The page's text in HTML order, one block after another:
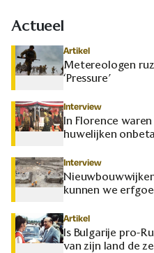
Actueel
Artikel
Metereologen
‘Pressure’
Interview
In Florence
huwelijken
Interview
kunnen we
Artikel
Is Bulgarije pro-
van zijn land de